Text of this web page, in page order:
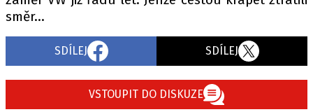
směr...
SDÍLEJ SDÍLEJ
VSTOUPIT DO DISKUZE